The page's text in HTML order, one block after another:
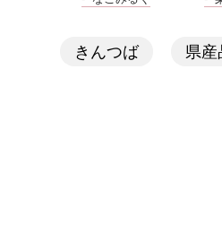
きんつば 県産